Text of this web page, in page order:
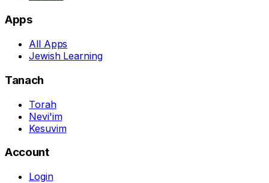
Apps
All Apps
Jewish Learning
Tanach
Torah
Nevi'im
Kesuvim
Account
Login